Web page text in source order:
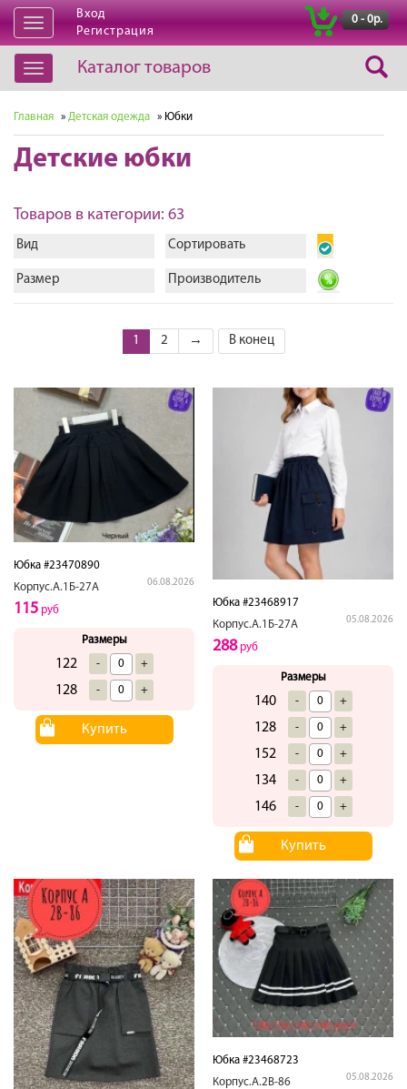
Открыть
навигацию
Вход
Регистрация
0 - 0р.
Открыть
навигацию
Каталог товаров
Главная » Детская одежда » Юбки
Детские юбки
Товаров в категории: 63
Вид Сортировать
Размер Производитель
1 2 → В конец
Юбка #23470890
Корпус.А.1Б-27А
06.08.2026
115 руб
Размеры
122 - +
128 - +
Купить
Юбка #23468917
Корпус.А.1Б-27А
05.08.2026
288руб
Размеры
140 - +
128 - +
152 - +
134 - +
146 - +
Купить
Юбка #23468723
Корпус.А.2В-86
05.08.2026